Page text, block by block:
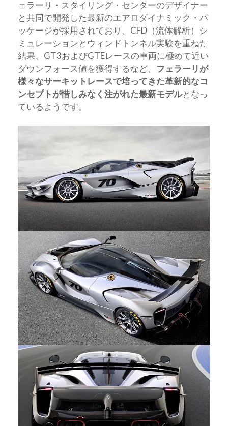
ェラーリ・スタイリング・センターのデザイナー
と共同で開発した最新のエアロダイナミック・パ
ッケージが採用されており、CFD（流体解析）シ
ミュレーションとウィンドトンネル実験を重ねた
結果、GT3およびGTEレースの車両に極めて近い
ダウンフォース値を獲得するなど、 フェラーリが
様々なサーキットレースで培ってきた革新的なコ
ンセプトが惜しみなく注がれた最新モデルとなっ
ているようです。